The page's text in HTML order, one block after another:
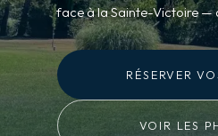
face à la Sainte-Victoire —
RÉSERVER
VOIR LES